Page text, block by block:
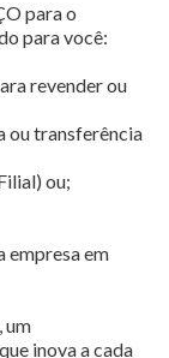
para o
para você:
revender ou
ou transferência
ou;
empresa em
um
inova a cada